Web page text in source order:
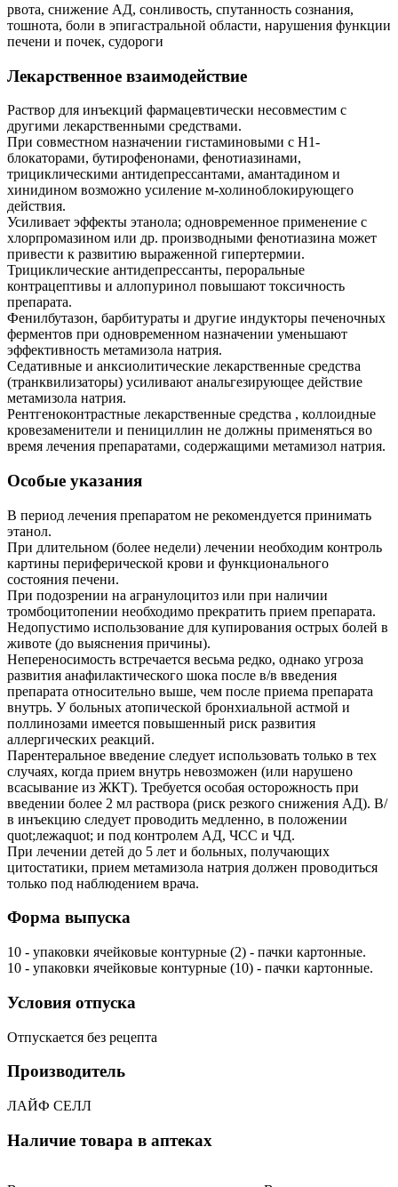
рвота, снижение АД, сонливость, спутанность сознания,
тошнота, боли в эпигастральной области, нарушения функции
печени и почек, судороги
Лекарственное взаимодействие
Раствор для инъекций фармацевтически несовместим с
другими лекарственными средствами.
При совместном назначении гистаминовыми с H1-
блокаторами, бутирофенонами, фенотиазинами,
трициклическими антидепрессантами, амантадином и
хинидином возможно усиление м-холиноблокирующего
действия.
Усиливает эффекты этанола; одновременное применение с
хлорпромазином или др. производными фенотиазина может
привести к развитию выраженной гипертермии.
Трициклические антидепрессанты, пероральные
контрацептивы и аллопуринол повышают токсичность
препарата.
Фенилбутазон, барбитураты и другие индукторы печеночных
ферментов при одновременном назначении уменьшают
эффективность метамизола натрия.
Седативные и анксиолитические лекарственные средства
(транквилизаторы) усиливают анальгезирующее действие
метамизола натрия.
Рентгеноконтрастные лекарственные средства , коллоидные
кровезаменители и пенициллин не должны применяться во
время лечения препаратами, содержащими метамизол натрия.
Особые указания
В период лечения препаратом не рекомендуется принимать
этанол.
При длительном (более недели) лечении необходим контроль
картины периферической крови и функционального
состояния печени.
При подозрении на агранулоцитоз или при наличии
тромбоцитопении необходимо прекратить прием препарата.
Недопустимо использование для купирования острых болей в
животе (до выяснения причины).
Непереносимость встречается весьма редко, однако угроза
развития анафилактического шока после в/в введения
препарата относительно выше, чем после приема препарата
внутрь. У больных атопической бронхиальной астмой и
поллинозами имеется повышенный риск развития
аллергических реакций.
Парентеральное введение следует использовать только в тех
случаях, когда прием внутрь невозможен (или нарушено
всасывание из ЖКТ). Требуется особая осторожность при
введении более 2 мл раствора (риск резкого снижения АД). В/
в инъекцию следует проводить медленно, в положении
quot;лежаquot; и под контролем АД, ЧСС и ЧД.
При лечении детей до 5 лет и больных, получающих
цитостатики, прием метамизола натрия должен проводиться
только под наблюдением врача.
Форма выпуска
10 - упаковки ячейковые контурные (2) - пачки картонные.
10 - упаковки ячейковые контурные (10) - пачки картонные.
Условия отпуска
Отпускается без рецепта
Производитель
ЛАЙФ СЕЛЛ
Наличие товара в аптеках